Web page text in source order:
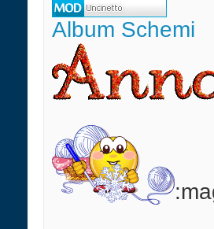
Album Schemi